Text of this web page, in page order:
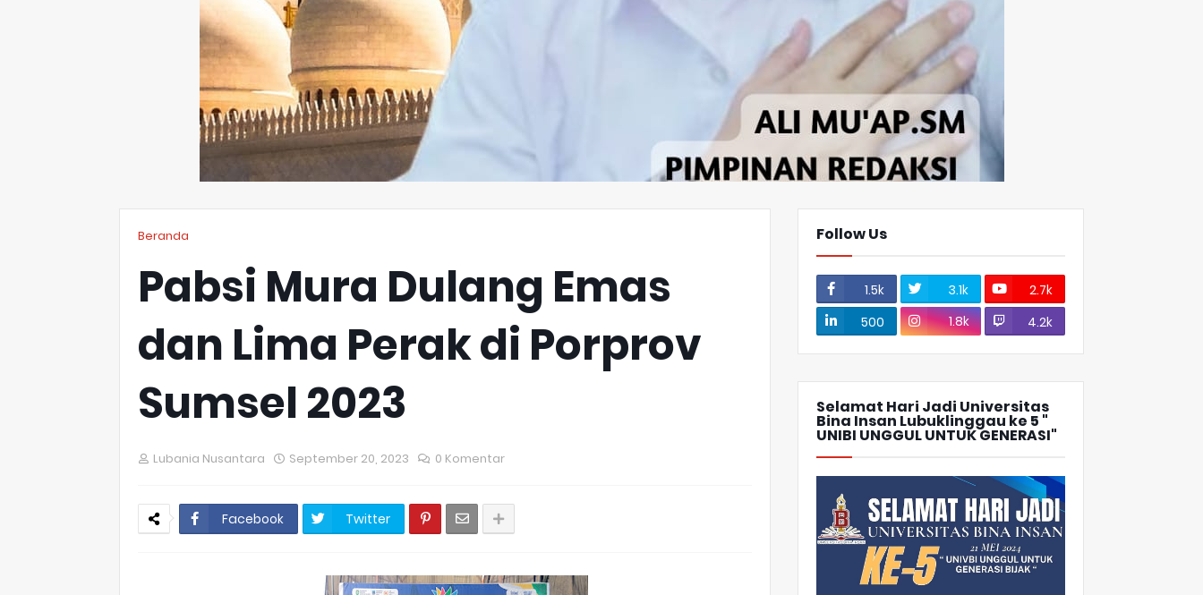
Beranda
Pabsi Mura Dulang Emas
dan Lima Perak di Porprov
Sumsel 2023
Lubania Nusantara September 20, 2023 0 Komentar
Facebook Twitter
Follow Us
1.5k 3.1k
2.7k
500
1.8k 4.2k
Selamat Hari Jadi Universitas
Bina Insan Lubuklinggau ke 5 "
UNIBI UNGGUL UNTUK GENERASI"